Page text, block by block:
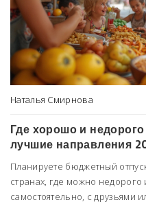
Наталья Смирнова
Где хорошо и
лучшие направления
Планируете бюджетный
странах, где можно
самостоятельно, с друзьями